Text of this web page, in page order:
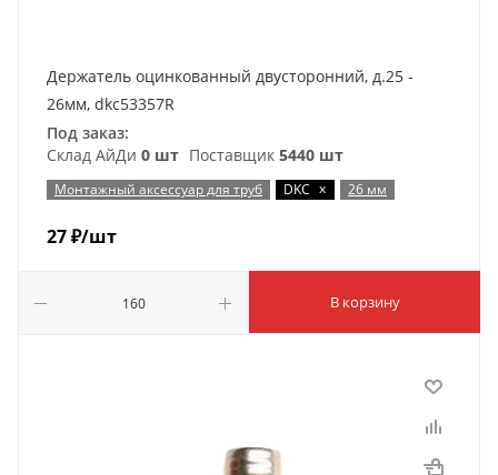
Держатель оцинкованный двусторонний, д.25 -
26мм, dkc53357R
Под заказ:
Склад АйДи 0 шт Поставщик 5440 шт
Монтажный аксессуар для труб DKC x 26 мм
27₽/шт
В корзину